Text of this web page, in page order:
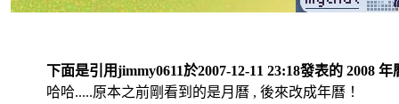
下面是引用jimmy0611於2007-12-11 23:18發表的 2008
哈哈.....原本之前剛看到的是月曆 , 後來改成年曆！